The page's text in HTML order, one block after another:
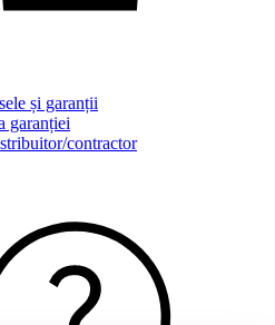
și garanții
garanției
contractor